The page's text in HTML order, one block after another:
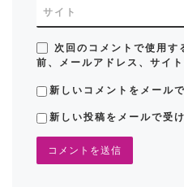
サイト
次回のコメントで使用す
前、メールアドレス、サイト
新しいコメントをメール
新しい投稿をメールで受